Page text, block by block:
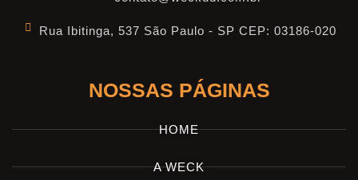
Rua Ibitinga, 537 São Paulo - SP CEP: 03186-020
NOSSAS PÁGINAS
HOME
A WECK